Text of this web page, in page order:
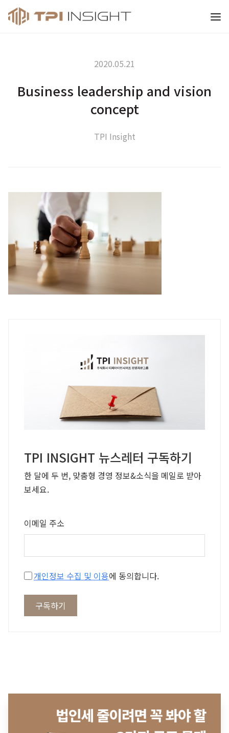
티피아이 인사이트
2020.05.21
Business leadership and vision
concept
TPI Insight
TPI INSIGHT 뉴스레터 구독하기
한 달에 두 번, 맞춤형 경영 정보&소식을 메일로 받아
보세요.
이메일 주소
개인정보 수집 및 이용에 동의합니다.
구독하기